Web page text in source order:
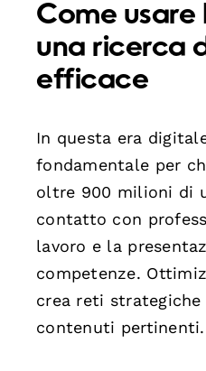
Come usare
una ricerca
efficace
In questa era
fondamentale per
oltre 900 milioni di
contatto con
lavoro e la
competenze.
crea reti strategiche
contenuti pertinenti.